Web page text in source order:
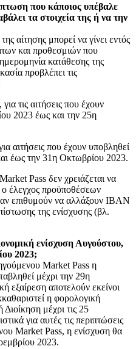
που κάποιος υπέβαλε
τα στοιχεία της ή να την
αίτησης μπορεί να γίνει εντός
και προθεσμιών που
κατάθεσης της
προβλέπει τις
τις αιτήσεις που έχουν
2023 έως και την 25η
αιτήσεις που έχουν υποβληθεί
έως την 31η Οκτωβρίου 2023.
Pass δεν χρειάζεται να
έλεγχος προϋποθέσεων
αν επιθυμούν να αλλάξουν IBAN
της ενίσχυσης (βλ.
ενίσχυση Αυγούστου,
2023;
Market Pass η
μέχρι την 29η
εξαίρεση αποτελούν εκείνοι
η φορολογική
μέχρι τις 25
για αυτές τις περιπτώσεις
Market Pass, η ενίσχυση θα
2023.